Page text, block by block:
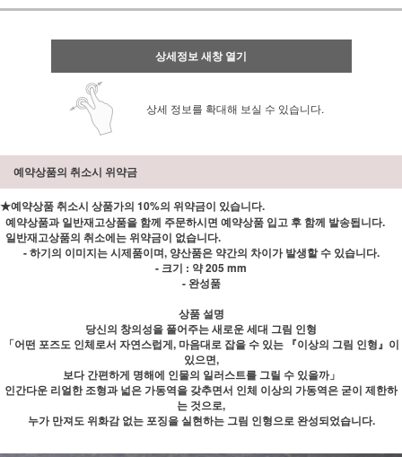
상세정보 새창 열기
상세 정보를 확대해 보실 수 있습니다.
예약상품의 취소시 위약금
★예약상품 취소시 상품가의 10%의 위약금이 있습니다.
예약상품과 일반재고상품을 함께 주문하시면 예약상품 입고 후 함께 발송됩니다.
일반재고상품의 취소에는 위약금이 없습니다.
- 하기의 이미지는 시제품이며, 양산품은 약간의 차이가 발생할 수 있습니다.
- 크기 : 약 205 mm
- 완성품
상품 설명
당신의 창의성을 풀어주는 새로운 세대 그림 인형
「어떤 포즈도 인체로서 자연스럽게, 마음대로 잡을 수 있는 『이상의 그림 인형』이
있으면,
보다 간편하게 명해에 인물의 일러스트를 그릴 수 있을까」
인간다운 리얼한 조형과 넓은 가동역을 갖추면서 인체 이상의 가동역은 굳이 제한하
는 것으로,
누가 만져도 위화감 없는 포징을 실현하는 그림 인형으로 완성되었습니다.